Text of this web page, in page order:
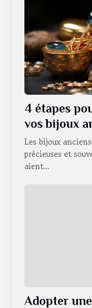
4 étapes
vos bijoux
Les bijoux
précieuses et
aient...
Adopter